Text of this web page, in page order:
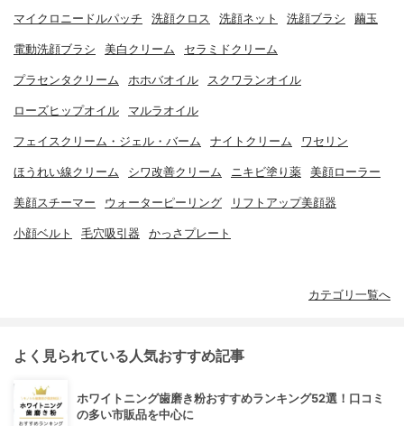
マイクロニードルパッチ 洗顔クロス 洗顔ネット 洗顔ブラシ 繭玉
電動洗顔ブラシ 美白クリーム セラミドクリーム
プラセンタクリーム ホホバオイル スクワランオイル
ローズヒップオイル マルラオイル
フェイスクリーム・ジェル・バーム ナイトクリーム ワセリン
ほうれい線クリーム シワ改善クリーム ニキビ塗り薬 美顔ローラー
美顔スチーマー ウォーターピーリング リフトアップ美顔器
小顔ベルト 毛穴吸引器 かっさプレート
カテゴリ一覧へ
よく見られている人気おすすめ記事
ホワイトニング歯磨き粉おすすめランキング52選！口コミ
の多い市販品を中心に